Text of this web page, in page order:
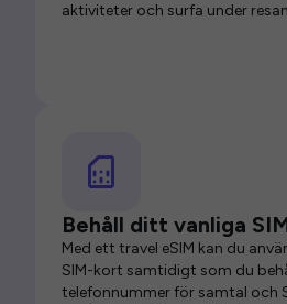
aktiviteter och surfa under
Behåll ditt vanliga
Med ett travel eSIM kan du
SIM-kort samtidigt som du
telefonnummer för samtal och